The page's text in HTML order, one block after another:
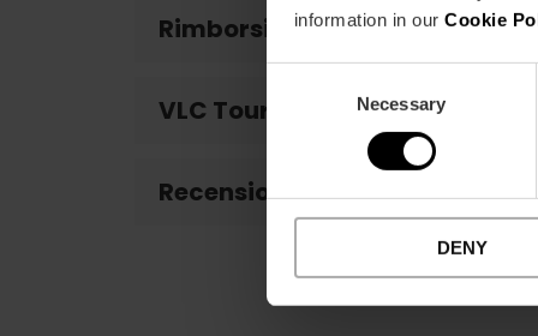
information in our Cookie
Selection
Necessary
DENY
Rimborsi
VLC Tourist Card sconto
Recensioni clienti